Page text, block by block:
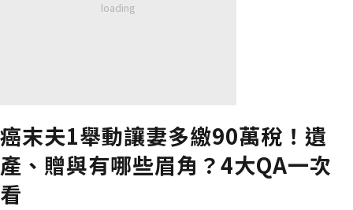
癌末夫1舉動讓妻多繳90萬稅！遺
產、贈與有哪些眉角？4大QA一次
看